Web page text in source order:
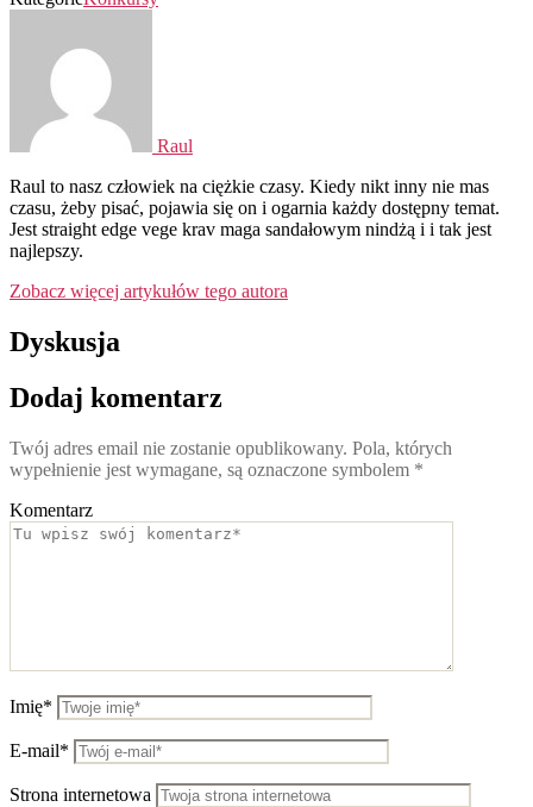
Raul
Raul to nasz człowiek na ciężkie czasy. Kiedy nikt inny nie mas
czasu, żeby pisać, pojawia się on i ogarnia każdy dostępny temat.
Jest straight edge vege krav maga sandałowym nindżą i i tak jest
najlepszy.
Zobacz więcej artykułów tego autora
Dyskusja
Dodaj komentarz
Twój adres email nie zostanie opublikowany. Pola, których
wypełnienie jest wymagane, są oznaczone symbolem *
Komentarz
Imię*
E-mail*
Strona internetowa